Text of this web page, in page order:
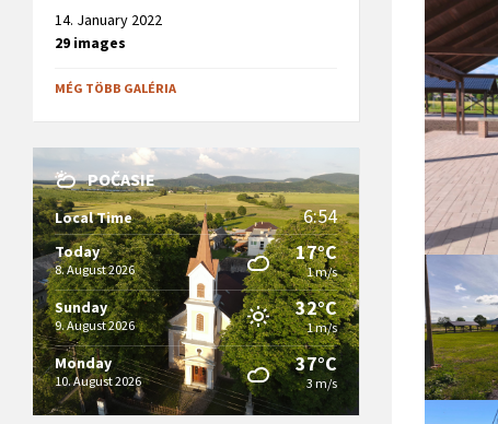
14. January 2022
29 images
MÉG TÖBB GALÉRIA
POČASIE
Local Time 6:54
Today
8. August 2026
17°C
1 m/s
Sunday
9. August 2026
32°C
1 m/s
Monday
10. August 2026
37°C
3 m/s